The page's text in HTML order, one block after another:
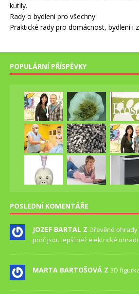
kutily.
Rady o bydlení pro všechny
Praktické rady pro domácnost, bydlení i
POPULÁRNÍ PŘÍSPĚVKY
POSLEDNÍ KOMENTÁŘE
JOZEF BARTAL Z Dřevěné
proč jsou lepší než elektrické
MARTA BARTOŠOVÁ Z 3D